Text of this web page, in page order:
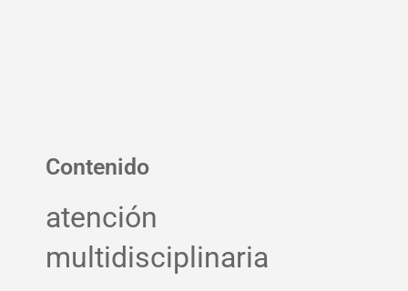
Contenido
atención
multidisciplinaria